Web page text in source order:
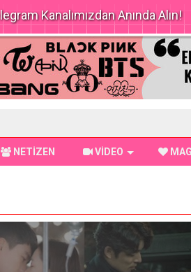
NETİZEN VİDEO
Kanalımızdan Anında Alın!